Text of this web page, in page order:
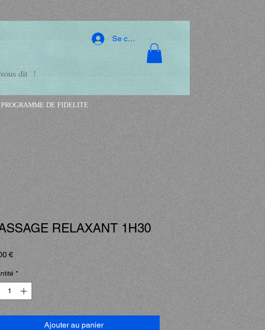
Se connecter
dit !
PROGRAMME DE FIDELITE
RELAXANT 1H30
€Prix
*
Ajouter au panier